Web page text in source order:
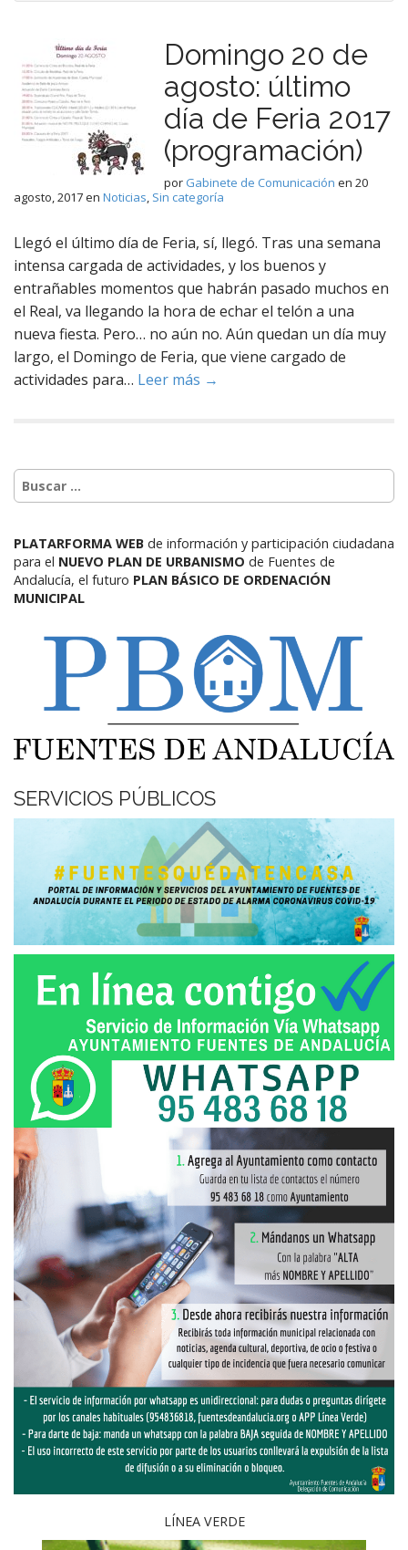
Domingo 20 de
agosto: último
día de Feria 2017
(programación)
por Gabinete de Comunicación en 20
agosto, 2017en Noticias, Sin categoría
Llegó el último día de Feria, sí, llegó. Tras una semana
intensa cargada de actividades, y los buenos y
entrañables momentos que habrán pasado muchos en
el Real, va llegando la hora de echar el telón a una
nueva fiesta. Pero… no aún no. Aún quedan un día muy
largo, el Domingo de Feria, que viene cargado de
actividades para… Leer más →
PLATARFORMA WEB de información y participación ciudadana
para el NUEVO PLAN DE URBANISMO de Fuentes de
Andalucía, el futuro PLAN BÁSICO DE ORDENACIÓN
MUNICIPAL
SERVICIOS PÚBLICOS
LÍNEA VERDE